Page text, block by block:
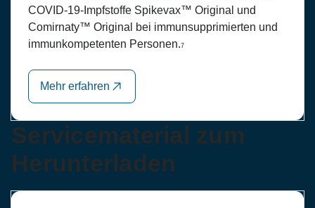
COVID-19-Impfstoffe Spikevax™ Original und
Comirnaty™ Original bei immunsupprimierten und
immunkompetenten Personen.7
Mehr erfahren
Servicematerial zum
Herunterladen